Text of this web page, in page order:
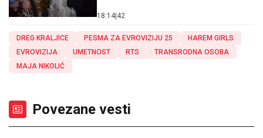
18:14 42
DREG KRALJICE PESMA ZA EVROVIZIJU 25
HAREM GIRLS
EVROVIZIJA
UMETNOST RTS
TRANSRODNA OSOBA
MAJA NIKOLIĆ
Povezane vesti